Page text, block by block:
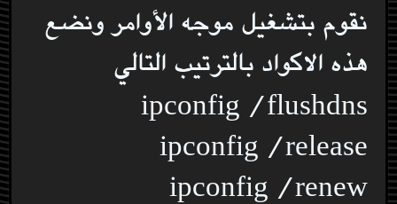
نقوم بتشغيل موجه الأوامر ونضع
هذه الاكواد بالترتيب التالي
ipconfig /flushdns
ipconfig /release
ipconfig /renew